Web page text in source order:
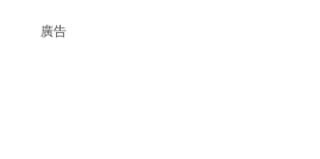
廣告